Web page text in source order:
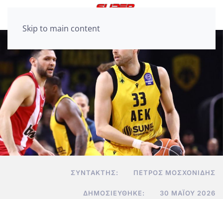
Skip to main content
ΣΥΝΤΆΚΤΗΣ: ΠΈΤΡΟΣ ΜΟΣΧΟΝΊΔΗΣ
ΔΗΜΟΣΙΕΎΘΗΚΕ: 30 ΜΑΪ́ΟΥ 2026